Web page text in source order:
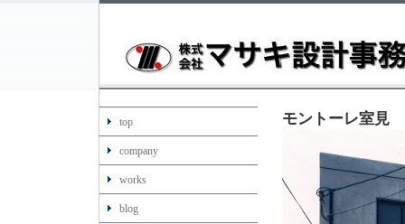
top
company
works
blog
モントーレ室見